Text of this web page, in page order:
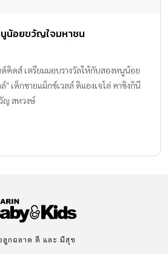
นูน้อยขวัญใจมหาชน
คิดส์ เตรียมมอบรางวัลให้กับสองหนูน้อย
เด็กชายแม็กซ์เวลล์ ดิแองเจโล่ คาซิงกินี
ญ สหวงษ์
ลูกฉลาด ดี และ มีสุข